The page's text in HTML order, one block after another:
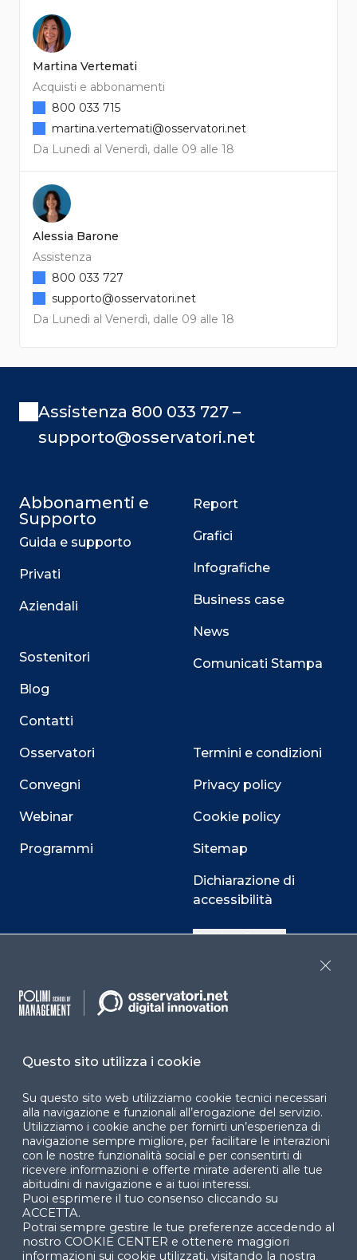
Martina Vertemati
Acquisti e abbonamenti
Da Lunedì al Venerdì, dalle 09 alle 18
800 033 715
martina.vertemati@osservatori.net
Alessia Barone
Assistenza
Da Lunedì al Venerdì, dalle 09 alle 18
800 033 727
supporto@osservatori.net
Assistenza 800 033 727 –
supporto@osservatori.net
Abbonamenti e
Supporto
Guida e supporto
Privati
Aziendali
Sostenitori
Blog
Contatti
Osservatori
Convegni
Webinar
Programmi
Report
Grafici
Infografiche
Business case
News
Comunicati Stampa
Termini e condizioni
Privacy policy
Cookie policy
Sitemap
Dichiarazione di
accessibilità
Cookie Center
Facebook LinkedIn
© 2024 Copyright © Politecnico di Milano Dipartimento
di Ingegneria Gestionale
Questo sito utilizza i cookie
Su questo sito web utilizziamo cookie tecnici necessari
alla navigazione e funzionali all’erogazione del servizio.
Utilizziamo i cookie anche per fornirti un’esperienza di
navigazione sempre migliore, per facilitare le interazioni
con le nostre funzionalità social e per consentirti di
ricevere informazioni e offerte mirate aderenti alle tue
abitudini di navigazione e ai tuoi interessi.
Puoi esprimere il tuo consenso cliccando su
ACCETTA.
Potrai sempre gestire le tue preferenze accedendo al
nostro COOKIE CENTER e ottenere maggiori
informazioni sui cookie utilizzati, visitando la nostra